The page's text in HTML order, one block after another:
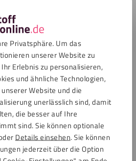
Privatsphäre. Um das
unserer Website zu
Erlebnis zu personalisieren,
und ähnliche Technologien,
Website und die
unerlässlich sind, damit
die besser auf Ihre
sind. Sie können optionale
Details einsehen. Sie können
jederzeit über die Option
Alle anzeigen
PVC Platten